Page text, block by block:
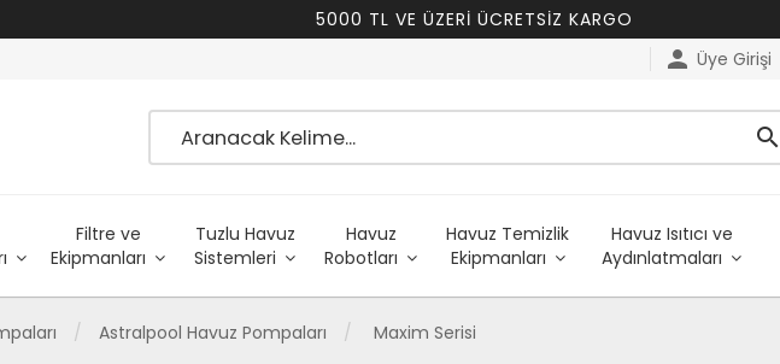
5000 TL VE ÜZERİ ÜCRETSİZ KARGO
person Üye Girişi
search
Filtre ve
Ekipmanları
Tuzlu Havuz
Sistemleri
Havuz
Robotları
Havuz Temizlik
Ekipmanları
Havuz Isıtıcı ve
Aydınlatmaları
Astralpool Havuz Pompaları Maxim Serisi